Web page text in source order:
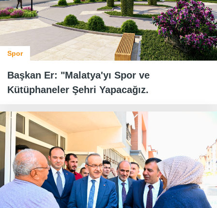
Spor
Başkan Er: "Malatya'yı Spor ve
Kütüphaneler Şehri Yapacağız.